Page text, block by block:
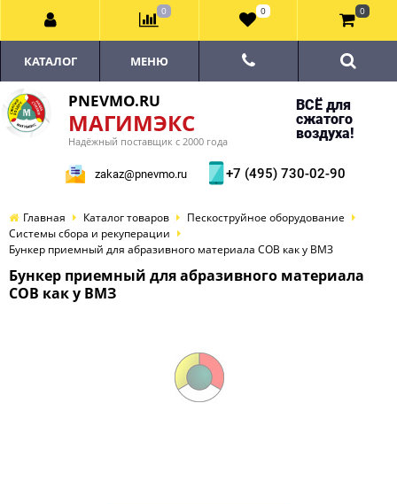
PNEVMO.RU
МАГИМЭКС
Надёжный поставщик с 2000 года
ВСЁ для
сжатого
воздуха!
zakaz@pnevmo.ru +7 (495) 730-02-90
КАТАЛОГ МЕНЮ
Главная Каталог товаров
Пескоструйное оборудование
Системы сбора и рекуперации
Бункер приемный для абразивного материала СОВ как у ВМЗ
Бункер приемный для абразивного материала
СОВ как у ВМЗ
0 0 0